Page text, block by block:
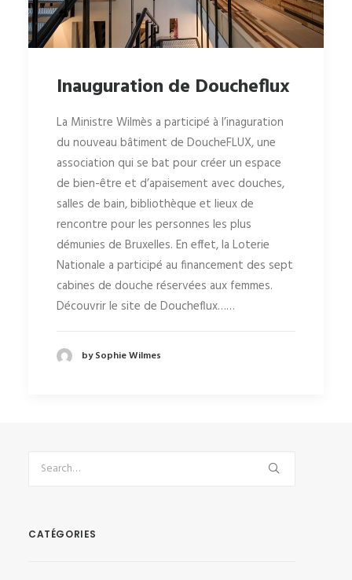
Inauguration de Doucheflux
La Ministre Wilmès a participé à l’inaguration
du nouveau bâtiment de DoucheFLUX, une
association qui se bat pour créer un espace
de bien-être et d’apaisement avec douches,
salles de bain, bibliothèque et lieux de
rencontre pour les personnes les plus
démunies de Bruxelles. En effet, la Loterie
Nationale a participé au financement des sept
cabines de douche réservées aux femmes.
Découvrir le site de Doucheflux……
by Sophie Wilmes
CATÉGORIES